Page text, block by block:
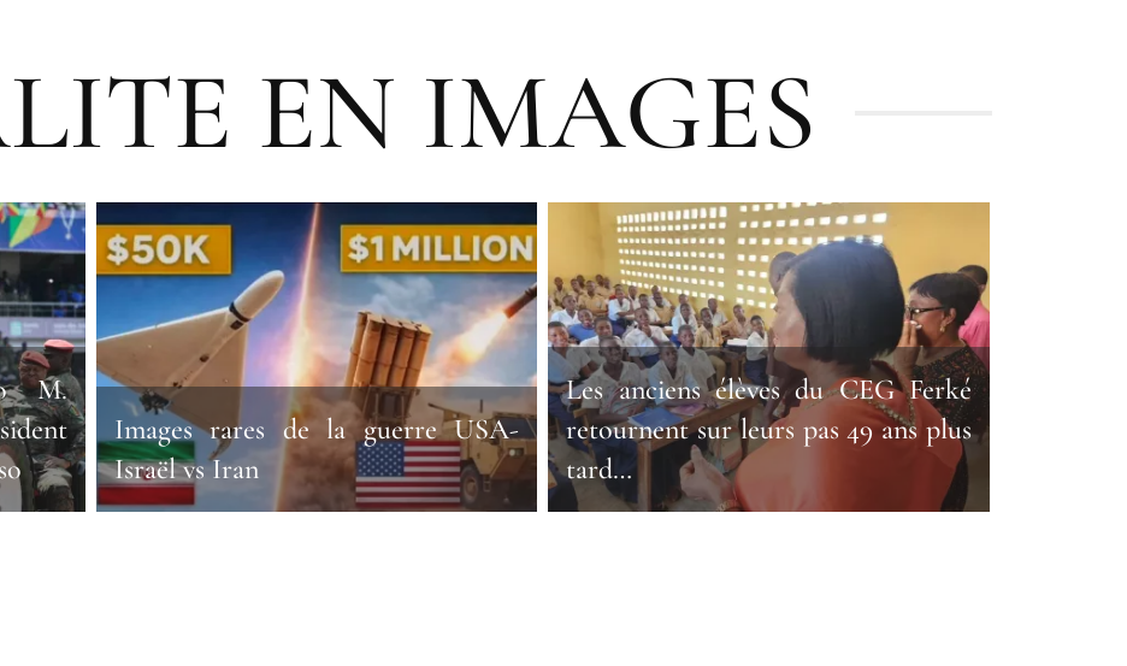
EN IMAGES
M.
Images rares de la guerre USA-
Israël vs Iran
Les anciens élèves du CEG Ferké
retournent sur leurs pas 49 ans plus
tard…